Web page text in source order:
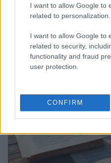
I want to allow Google to
related to personalization.
I want to allow Google to
related to security,
functionality and fraud
user protection.
CONFIRM
Acquisizione Fincantieri-
e rimettono capitale
B2B NEWS